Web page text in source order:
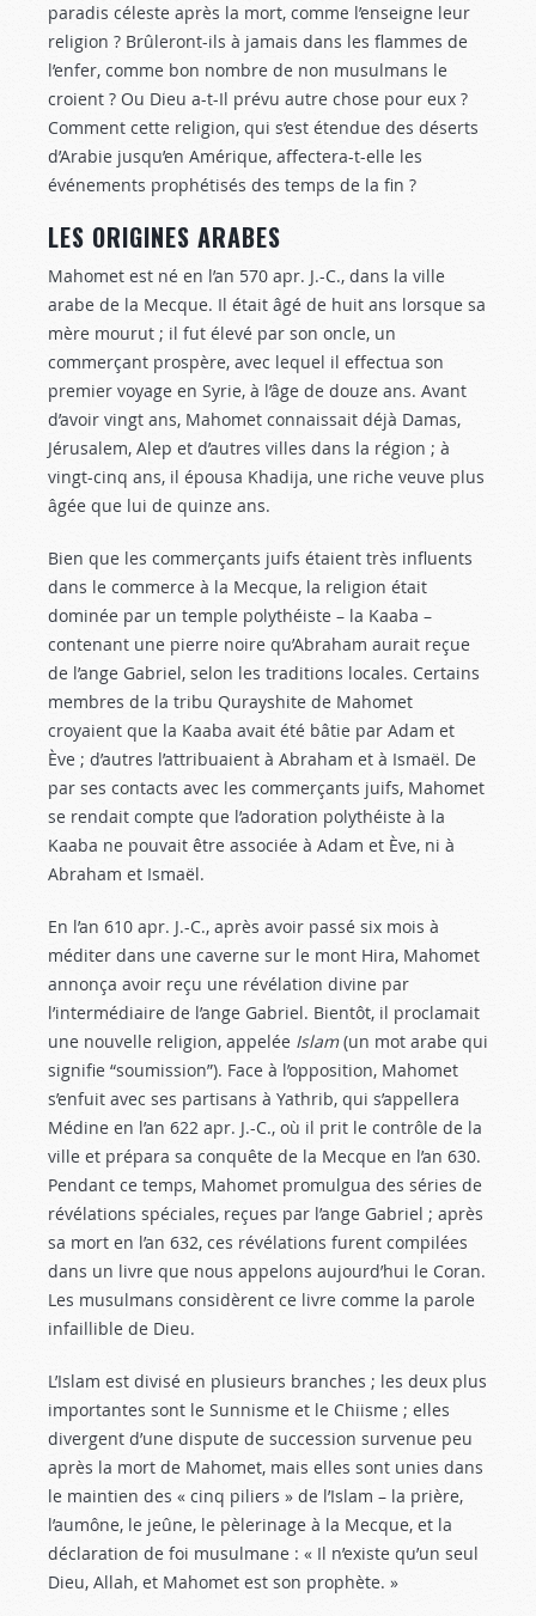
paradis céleste après la mort, comme l’enseigne leur
religion ? Brûleront-ils à jamais dans les flammes de
l’enfer, comme bon nombre de non musulmans le
croient ? Ou Dieu a-t-Il prévu autre chose pour eux ?
Comment cette religion, qui s’est étendue des déserts
d’Arabie jusqu’en Amérique, affectera-t-elle les
événements prophétisés des temps de la fin ?
LES ORIGINES ARABES
Mahomet est né en l’an 570 apr. J.-C., dans la ville
arabe de la Mecque. Il était âgé de huit ans lorsque sa
mère mourut ; il fut élevé par son oncle, un
commerçant prospère, avec lequel il effectua son
premier voyage en Syrie, à l’âge de douze ans. Avant
d’avoir vingt ans, Mahomet connaissait déjà Damas,
Jérusalem, Alep et d’autres villes dans la région ; à
vingt-cinq ans, il épousa Khadija, une riche veuve plus
âgée que lui de quinze ans.
Bien que les commerçants juifs étaient très influents
dans le commerce à la Mecque, la religion était
dominée par un temple polythéiste – la Kaaba –
contenant une pierre noire qu’Abraham aurait reçue
de l’ange Gabriel, selon les traditions locales. Certains
membres de la tribu Qurayshite de Mahomet
croyaient que la Kaaba avait été bâtie par Adam et
Ève ; d’autres l’attribuaient à Abraham et à Ismaël. De
par ses contacts avec les commerçants juifs, Mahomet
se rendait compte que l’adoration polythéiste à la
Kaaba ne pouvait être associée à Adam et Ève, ni à
Abraham et Ismaël.
En l’an 610 apr. J.-C., après avoir passé six mois à
méditer dans une caverne sur le mont Hira, Mahomet
annonça avoir reçu une révélation divine par
l’intermédiaire de l’ange Gabriel. Bientôt, il proclamait
une nouvelle religion, appelée Islam(un mot arabe qui
signifie “soumission”). Face à l’opposition, Mahomet
s’enfuit avec ses partisans à Yathrib, qui s’appellera
Médine en l’an 622 apr. J.-C., où il prit le contrôle de la
ville et prépara sa conquête de la Mecque en l’an 630.
Pendant ce temps, Mahomet promulgua des séries de
révélations spéciales, reçues par l’ange Gabriel ; après
sa mort en l’an 632, ces révélations furent compilées
dans un livre que nous appelons aujourd’hui le Coran.
Les musulmans considèrent ce livre comme la parole
infaillible de Dieu.
L’Islam est divisé en plusieurs branches ; les deux plus
importantes sont le Sunnisme et le Chiisme ; elles
divergent d’une dispute de succession survenue peu
après la mort de Mahomet, mais elles sont unies dans
le maintien des « cinq piliers » de l’Islam – la prière,
l’aumône, le jeûne, le pèlerinage à la Mecque, et la
déclaration de foi musulmane : « Il n’existe qu’un seul
Dieu, Allah, et Mahomet est son prophète. »